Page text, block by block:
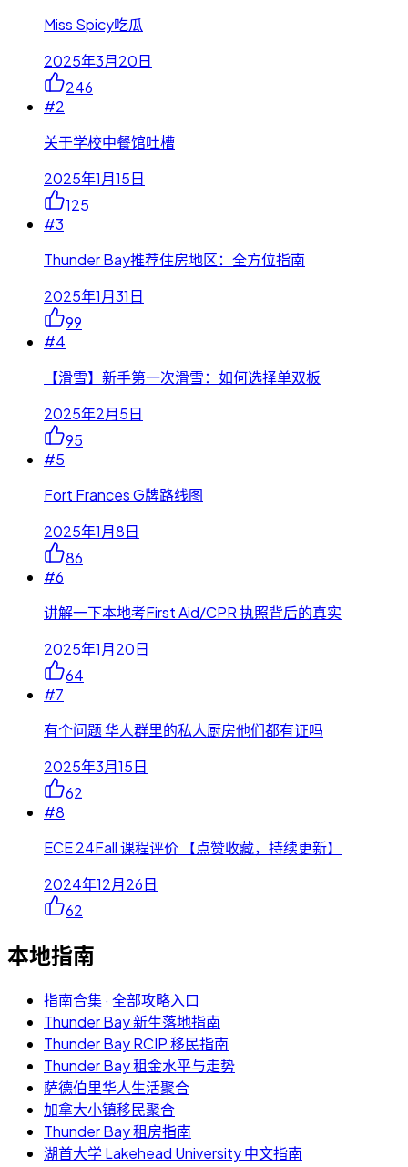
Miss Spicy吃瓜
2025年3月20日
246
#2
关于学校中餐馆吐槽
2025年1月15日
125
#3
Thunder Bay推荐住房地区：全方位指南
2025年1月31日
99
#4
【滑雪】新手第一次滑雪：如何选择单双板
2025年2月5日
95
#5
Fort Frances G牌路线图
2025年1月8日
86
#6
讲解一下本地考First Aid/CPR 执照背后的真实
2025年1月20日
64
#7
有个问题 华人群里的私人厨房他们都有证吗
2025年3月15日
62
#8
ECE 24Fall 课程评价 【点赞收藏，持续更新】
2024年12月26日
62
本地指南
指南合集 · 全部攻略入口
Thunder Bay 新生落地指南
Thunder Bay RCIP 移民指南
Thunder Bay 租金水平与走势
萨德伯里华人生活聚合
加拿大小镇移民聚合
Thunder Bay 租房指南
湖首大学 Lakehead University 中文指南